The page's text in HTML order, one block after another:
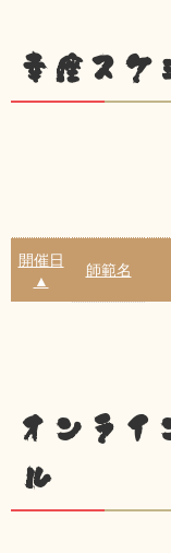
幸座スケ
開催日
▲
師範名
オンライ
ル